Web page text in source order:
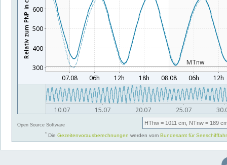
Open Source Software HThw = 1011 cm, NTnw = 189
* Die Gezeitenvorausberechnungen werden vom Bundesamt für